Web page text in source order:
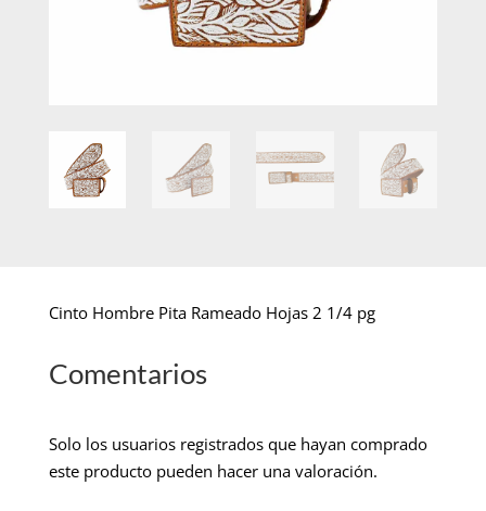
Cinto Hombre Pita Rameado Hojas 2 1/4 pg
Comentarios
Solo los usuarios registrados que hayan comprado
este producto pueden hacer una valoración.